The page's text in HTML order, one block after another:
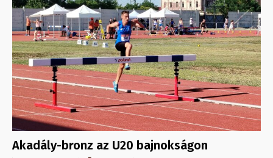
Akadály-bronz az U20 bajnokságon